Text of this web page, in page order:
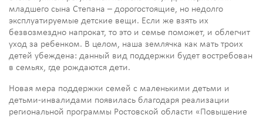
младшего сына Степана – дорогостоящие, но недолго
эксплуатируемые детские вещи. Если же взять их
безвозмездно напрокат, то это и семье поможет, и облегчит
уход за ребенком. В целом, наша землячка как мать троих
детей убеждена: данный вид поддержки будет востребован
в семьях, где рождаются дети.
Новая мера поддержки семей с маленькими детьми и
детьми-инвалидами появилась благодаря реализации
региональной программы Ростовской области «Повышение